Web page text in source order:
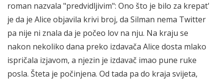
roman nazvala "predvidljivim": Ono što je bilo za krepat'
je da je Alice objavila krivi broj, da Silman nema Twitter
pa nije ni znala da je počeo lov na nju. Na kraju se
nakon nekoliko dana preko izdavača Alice dosta mlako
ispričala izjavom, a njezin je izdavač imao pune ruke
posla. Šteta je počinjena. Od tada pa do kraja svijeta,